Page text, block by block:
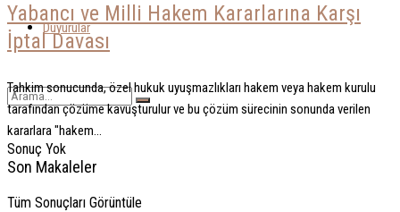
Duyurular
Sonuç Yok
Tüm Sonuçları Görüntüle
Yabancı ve Milli Hakem Kararlarına Karşı
İptal Davası
Tahkim sonucunda, özel hukuk uyuşmazlıkları hakem veya hakem kurulu
tarafından çözüme kavuşturulur ve bu çözüm sürecinin sonunda verilen
kararlara "hakem...
Son Makaleler